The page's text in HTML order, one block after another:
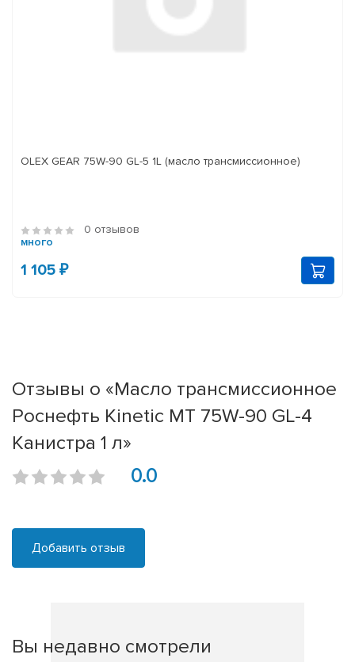
OLEX GEAR 75W-90 GL-5 1L (масло трансмиссионное)
0 отзывов
много
1 105 ₽
Отзывы о «Масло трансмиссионное
Роснефть Kinetic MT 75W-90 GL-4
Канистра 1 л»
0.0
Добавить отзыв
Вы недавно смотрели